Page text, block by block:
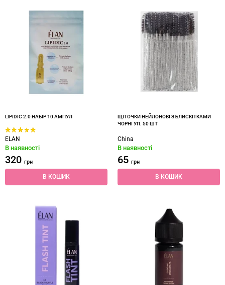
LIPIDIC 2.0 НАБІР 10 АМПУЛ
ELAN
В наявності
320 грн
В КОШИК
ЩІТОЧКИ НЕЙЛОНОВІ З БЛИСКІТКАМИ
ЧОРНІ УП. 50 ШТ
China
В наявності
65 грн
В КОШИК